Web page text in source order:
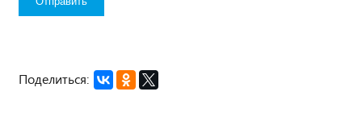
Поделиться: